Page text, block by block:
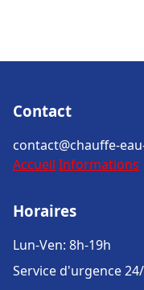
Contact
contact@chauffe-
Accueil Informations
Horaires
Lun-Ven: 8h-19h
Service d'urgence